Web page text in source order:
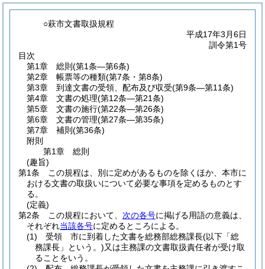
○萩市文書取扱規程
平成17年3月6日
訓令第1号
目次
第1章
総則 (第1条―第6条)
第2章
帳票等の種類(第7条・第8条)
第3章
到達文書の受領、配布及び収受(第9条―第11条)
第4章
文書の処理(第12条―第21条)
第5章
文書の施行(第22条―第26条)
第6章
文書の管理(第27条―第35条)
第7章
補則 (第36条)
附則
第1章
総則
(趣旨)
第1条
この規程は、別に定めがあるものを除くほか、本市に
おける文書の取扱いについて必要な事項を定めるものとす
る。
(定義)
第2条
この規程において、 次の各号に掲げる用語の意義は、
それぞれ当該各号に定めるところによる。
(1)
受領 市に到着した文書を総務部総務課長(以下「総
務課長」という。)又は主務課の文書取扱責任者が受け取
ることをいう。